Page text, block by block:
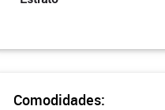
Comodidades: